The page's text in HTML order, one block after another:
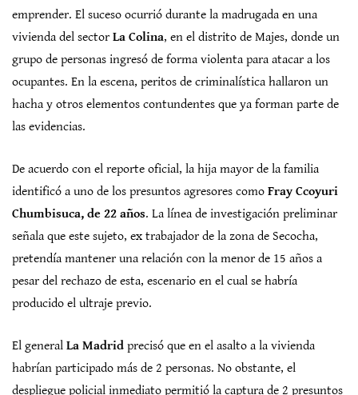
emprender. El suceso ocurrió durante la madrugada en una
vivienda del sector La Colina, en el distrito de Majes, donde un
grupo de personas ingresó de forma violenta para atacar a los
ocupantes. En la escena, peritos de criminalística hallaron un
hacha y otros elementos contundentes que ya forman parte de
las evidencias.
De acuerdo con el reporte oficial, la hija mayor de la familia
identificó a uno de los presuntos agresores como Fray Ccoyuri
Chumbisuca, de 22 años. La línea de investigación preliminar
señala que este sujeto, ex trabajador de la zona de Secocha,
pretendía mantener una relación con la menor de 15 años a
pesar del rechazo de esta, escenario en el cual se habría
producido el ultraje previo.
El general La Madrid precisó que en el asalto a la vivienda
habrían participado más de 2 personas. No obstante, el
despliegue policial inmediato permitió la captura de 2 presuntos